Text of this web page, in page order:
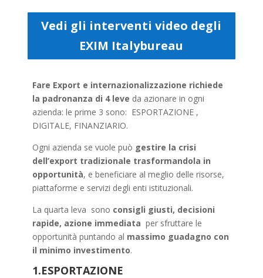
Vedi gli interventi video degli
EXIM Italybureau
Fare Export e internazionalizzazione richiede
la padronanza di 4 leve da azionare in ogni
azienda: le prime 3 sono: ESPORTAZIONE ,
DIGITALE, FINANZIARIO.
Ogni azienda se vuole può gestire la crisi
dell’export tradizionale trasformandola in
opportunità, e beneficiare al meglio delle risorse,
piattaforme e servizi degli enti istituzionali.
La quarta leva sono consigli giusti, decisioni
rapide, azione immediata per sfruttare le
opportunità puntando al massimo guadagno con
il minimo investimento.
1.ESPORTAZIONE